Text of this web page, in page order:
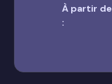
À partir de
: